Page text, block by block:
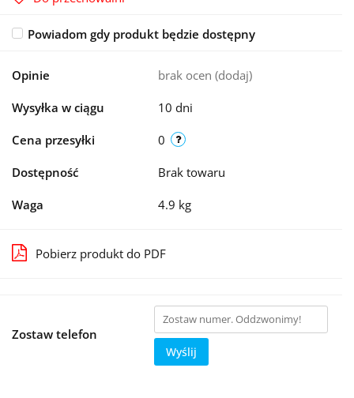
Powiadom gdy produkt będzie dostępny
Opinie brak ocen (dodaj)
Wysyłka w ciągu 10 dni
Cena przesyłki 0
Dostępność Brak towaru
Waga 4.9 kg
Pobierz produkt do PDF
Zostaw telefon
Wyślij